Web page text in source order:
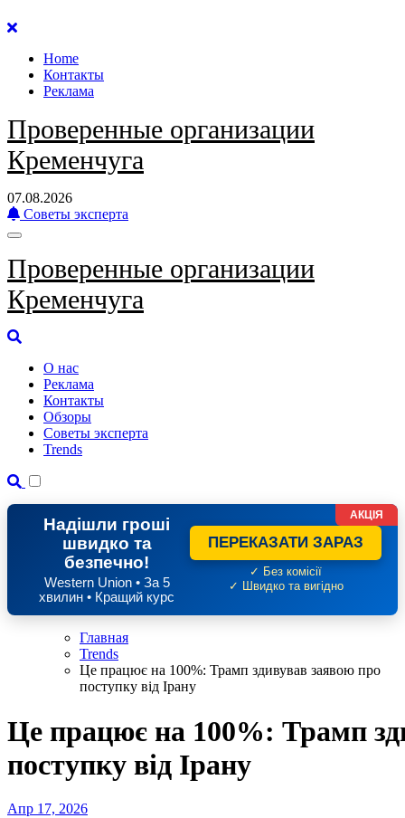
Перейти
содержанию
Home
Контакты
Реклама
Проверенные организации
Кременчуга
07.08.2026
Советы эксперта
Проверенные организации
Кременчуга
О нас
Реклама
Контакты
Обзоры
Советы эксперта
Trends
Надішли гроші
швидко та
безпечно!
Western Union • За 5
хвилин • Кращий курс
ПЕРЕКАЗАТИ ЗАРАЗ
✓ Без комісії
✓ Швидко та вигідно
АКЦІЯ
Главная
Trends
Це працює на 100%: Трамп здивував заявою про
поступку від Ірану
Це працює на 100%: Трамп
поступку від Ірану
Апр 17, 2026